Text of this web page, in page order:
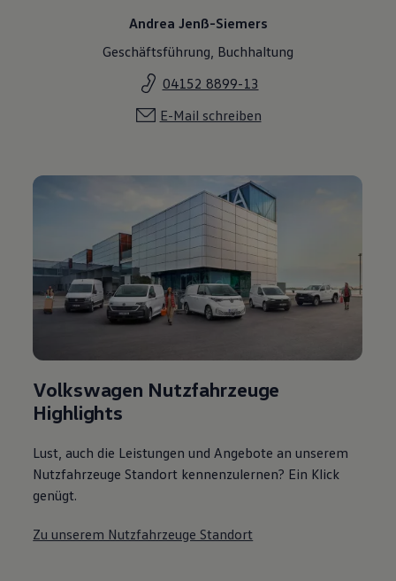
Andrea Jenß-Siemers
Geschäftsführung, Buchhaltung
04152 8899-13
E-Mail schreiben
Volkswagen Nutzfahrzeuge
Highlights
Lust, auch die Leistungen und Angebote an unserem
Nutzfahrzeuge Standort kennenzulernen? Ein Klick
genügt.
Zu unserem Nutzfahrzeuge Standort